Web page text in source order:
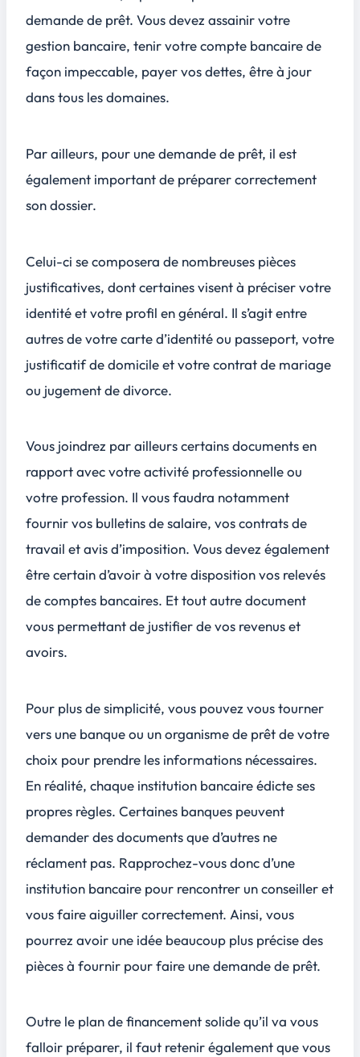
demande de prêt. Vous devez assainir votre
gestion bancaire, tenir votre compte bancaire de
façon impeccable, payer vos dettes, être à jour
dans tous les domaines.
Par ailleurs, pour une demande de prêt, il est
également important de préparer correctement
son dossier.
Celui-ci se composera de nombreuses pièces
justificatives, dont certaines visent à préciser votre
identité et votre profil en général. Il s’agit entre
autres de votre carte d’identité ou passeport, votre
justificatif de domicile et votre contrat de mariage
ou jugement de divorce.
Vous joindrez par ailleurs certains documents en
rapport avec votre activité professionnelle ou
votre profession. Il vous faudra notamment
fournir vos bulletins de salaire, vos contrats de
travail et avis d’imposition. Vous devez également
être certain d’avoir à votre disposition vos relevés
de comptes bancaires. Et tout autre document
vous permettant de justifier de vos revenus et
avoirs.
Pour plus de simplicité, vous pouvez vous tourner
vers une banque ou un organisme de prêt de votre
choix pour prendre les informations nécessaires.
En réalité, chaque institution bancaire édicte ses
propres règles. Certaines banques peuvent
demander des documents que d’autres ne
réclament pas. Rapprochez-vous donc d’une
institution bancaire pour rencontrer un conseiller et
vous faire aiguiller correctement. Ainsi, vous
pourrez avoir une idée beaucoup plus précise des
pièces à fournir pour faire une demande de prêt.
Outre le plan de financement solide qu’il va vous
falloir préparer, il faut retenir également que vous